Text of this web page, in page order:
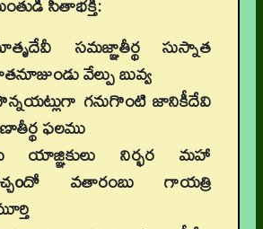
సమజ్ఞాతీర్థ సుస్నాత
వేల్పు బువ్వ
గనుగొంటి జానికీదేవి
ఫలము
యాజ్ఞికులు నిర్భర మహా
వతారంబు గాయత్రి